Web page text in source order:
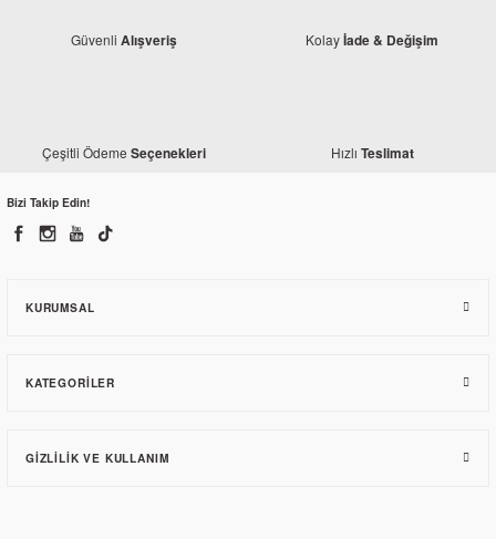
Güvenli Alışveriş Kolayİade & Değişim
Çeşitli Ödeme Seçenekleri Hızlı Teslimat
Bizi Takip Edin!
KURUMSAL
KATEGORILER
GIZLILIK VE KULLANIM